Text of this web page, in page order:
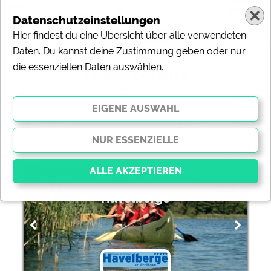
17 Miet-Zelte
ändern Sortierung:
Camping- und Ferienpark
Havelberge
Datenschutzeinstellungen
Hier findest du eine Übersicht über alle verwendeten
Daten. Du kannst deine Zustimmung geben oder nur
die essenziellen Daten auswählen.
Essenziell
Essenzielle Cookies ermöglichen grundlegende
Funktionen und sind für die einwandfreie Funktion der
Website dringend erforderlich. Ohne diese Cookies
werden Teile der Website nicht funktionieren.